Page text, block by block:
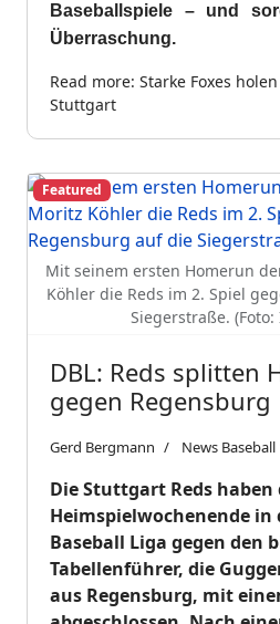
Baseballspiele – und
Überraschung.
Read more: Starke Foxes
Stuttgart
Mit seinem ersten Homerun
Köhler die Reds im 2. Spiel
Siegerstraße.
Featured
DBL: Reds splitten
gegen Regensburg
Gerd Bergmann News Baseball
Die Stuttgart Reds haben
Heimspielwochenende in
Baseball Liga gegen den
Tabellenführer, die
aus Regensburg, mit